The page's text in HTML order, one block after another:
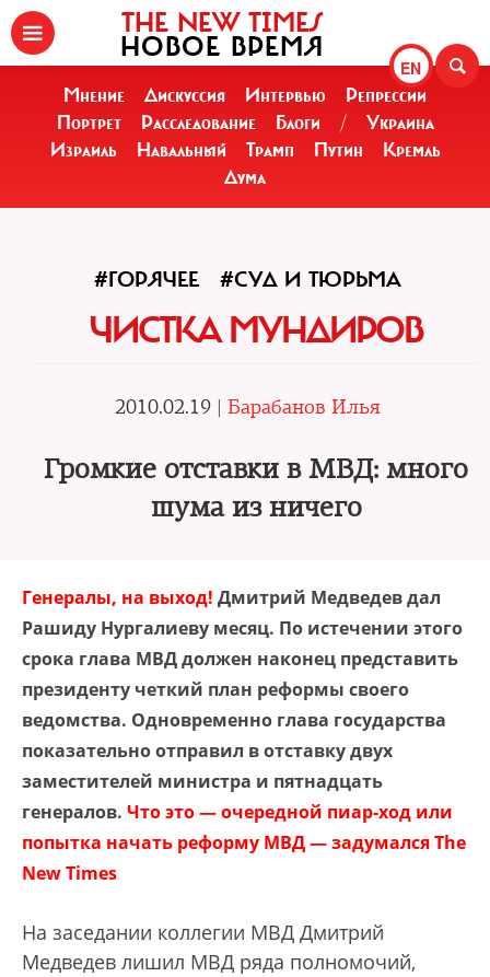
EN
THE NEW TIMES
НОВОЕ ВРЕМЯ
Мнение Дискуссия Интервью
Репрессии
Портрет
Расследование Блоги /
Украина
Израиль
Навальный Трамп Путин
Кремль
Дума
#ГОРЯЧЕЕ #СУД И ТЮРЬМА
ЧИСТКА МУНДИРОВ
2010.02.19 | Барабанов Илья
Громкие отставки в МВД: много
шума из ничего
Генералы, на выход! Дмитрий Медведев дал
Рашиду Нургалиеву месяц. По истечении этого
срока глава МВД должен наконец представить
президенту четкий план реформы своего
ведомства. Одновременно глава государства
показательно отправил в отставку двух
заместителей министра и пятнадцать
генералов. Что это — очередной пиар-ход или
попытка начать реформу МВД — задумался The
New Times
На заседании коллегии МВД Дмитрий
Медведев лишил МВД ряда полномочий,